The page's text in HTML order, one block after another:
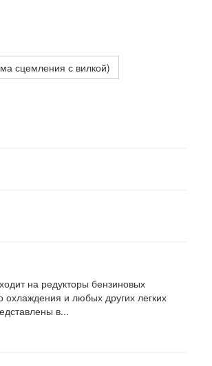
сцемления с вилкой)
на редукторы бензиновых
и любых других легких
в...